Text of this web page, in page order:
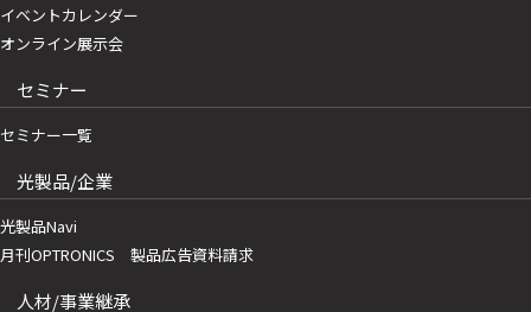
イベントカレンダー
オンライン展示会
セミナー
セミナー一覧
光製品/企業
光製品Navi
月刊OPTRONICS 製品広告資料請求
人材/事業継承